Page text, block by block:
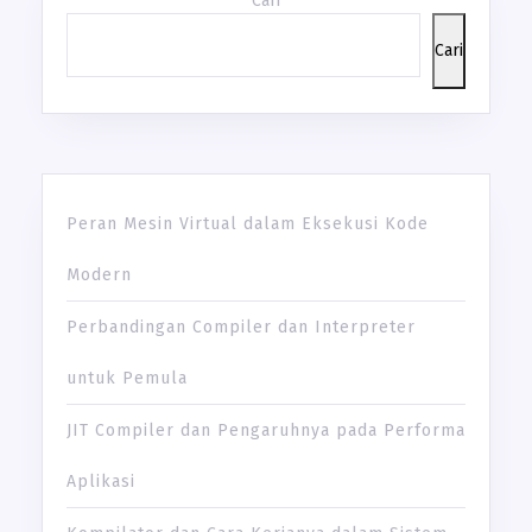
Cari
Peran Mesin Virtual dalam Eksekusi Kode
Modern
Perbandingan Compiler dan Interpreter
untuk Pemula
JIT Compiler dan Pengaruhnya pada Performa
Aplikasi